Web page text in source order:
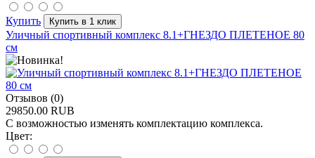
Купить
Уличный спортивный комплекс 8.1+ГНЕЗДО ПЛЕТЕНОЕ 80
см
Отзывов (0)
29850.00 RUB
С возможностью изменять комплектацию комплекса.
Цвет: